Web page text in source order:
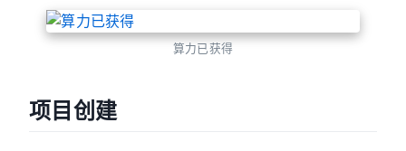
算力已获得
项目创建